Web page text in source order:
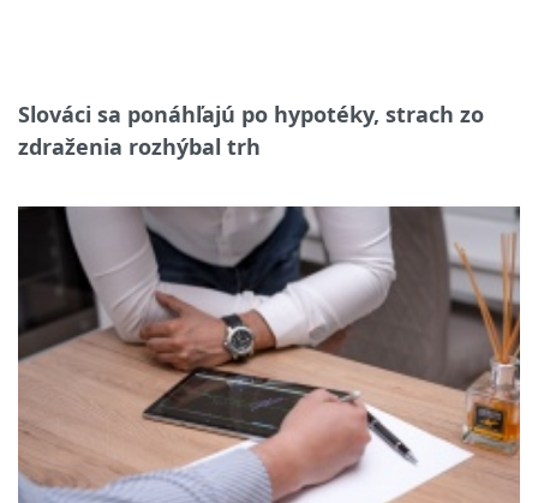
Slováci sa ponáhľajú po hypotéky, strach zo
zdraženia rozhýbal trh